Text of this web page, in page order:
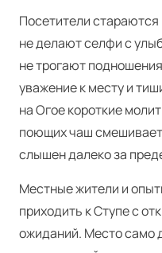
Посетители
не делают селфи с
не трогают
уважение к месту и
на Огое короткие
поющих чаш
слышен далеко за
Местные жители и
приходить к Ступе с
ожиданий. Место само